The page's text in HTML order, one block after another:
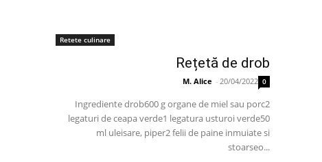
Retete culinare
Rețetă de drob
M. Alice - 20/04/2022 0
Ingrediente drob600 g organe de miel sau porc2
legaturi de ceapa verde1 legatura usturoi verde50
ml uleisare, piper2 felii de paine inmuiate si
stoarseo...